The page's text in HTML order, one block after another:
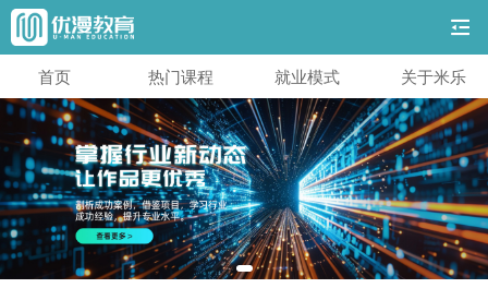
首页 热门课程 就业模式 关于米乐